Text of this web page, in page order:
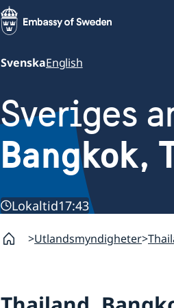
SvenskaEnglish
Sveriges
Bangkok,
Lokaltid17:43
Utlandsmyndigheter